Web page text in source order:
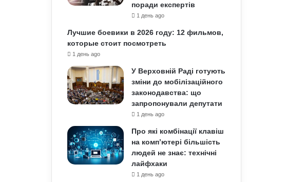
поради експертів
1 день ago
Лучшие боевики в 2026 году: 12 фильмов,
которые стоит посмотреть
1 день ago
У Верховній Раді готують
зміни до мобілізаційного
законодавства: що
запропонували депутати
1 день ago
Про які комбінації клавіш
на комп’ютері більшість
людей не знає: технічні
лайфхаки
1 день ago